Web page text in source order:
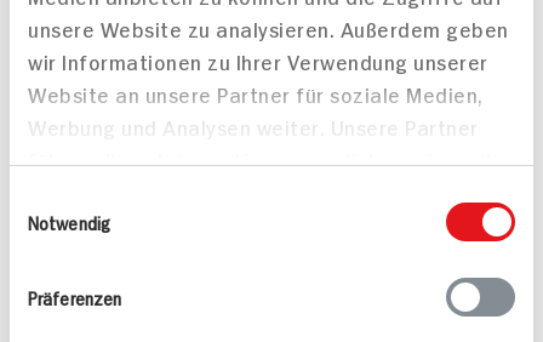
unsere Website zu analysieren. Außerdem geben
wir Informationen zu Ihrer Verwendung unserer
Website an unsere Partner für soziale Medien,
Werbung und Analysen weiter. Unsere Partner
führen diese Informationen möglicherweise mit
bereitgestellt haben oder die sie im Rahmen
Notwendig
Präferenzen
Warum in die Ferne schweifen...? Bei uns finden Sie
besonders viele Produkte aus Ihrer Region. So
arbeiten wir eng mit lokalen Gemüsebauern,
Landwirten und Produzenten zusammen, um Frische
04Marktbäckerei